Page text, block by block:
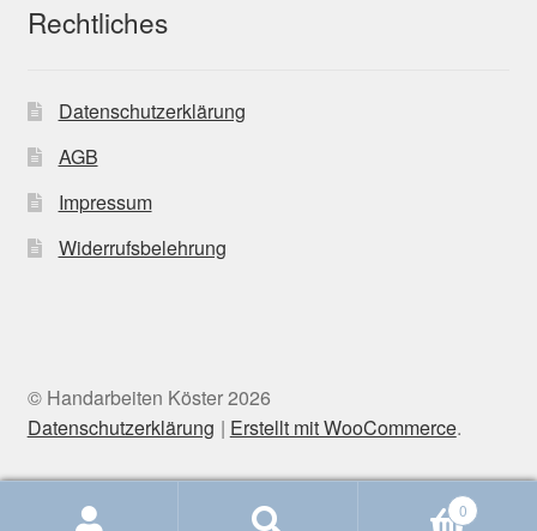
Rechtliches
Datenschutzerklärung
AGB
Impressum
Widerrufsbelehrung
© Handarbeiten Köster 2026
Datenschutzerklärung
Erstellt mit WooCommerce.
0